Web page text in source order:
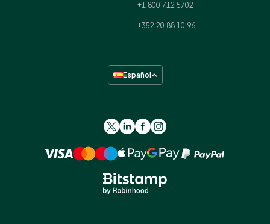
+1 800 712 5702
+352 20 88 10 96
Español